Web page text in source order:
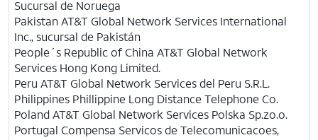
Sucursal de Noruega
PakistanAT&TGlobal Network Services International
Inc., sucursal de Pakistán
People´s Republic of China AT&T Global Network
Services Hong Kong Limited.
Peru AT&T Global Network Services del Peru S.R.L.
Philippines Phillippine Long Distance Telephone Co.
Poland AT&T Global Network Services Polska Sp.zo.o.
Portugal Compensa Servicos de Telecomunicacoes,